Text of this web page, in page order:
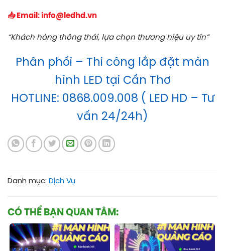
📥 Email: info@ledhd.vn
“Khách hàng thông thái, lựa chọn thương hiệu uy tín”
Phân phối – Thi công lắp đặt màn
hình LED tại Cần Thơ
HOTLINE: 0868.009.008 ( LED HD – Tư
vấn 24/24h)
Danh mục: Dịch Vụ
CÓ THỂ BẠN QUAN TÂM: